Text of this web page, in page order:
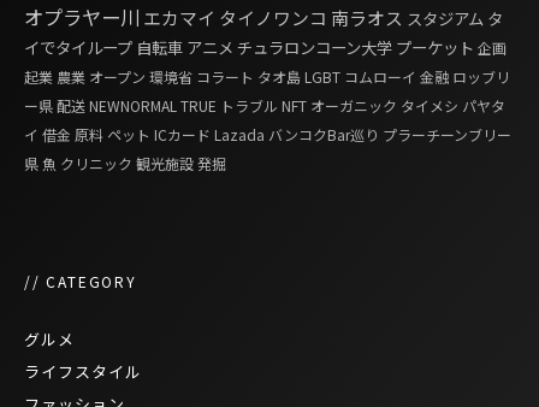
オプラヤー川 エカマイ タイノワンコ 南ラオス スタジアム タ
イでタイループ 自転車 アニメ チュラロンコーン大学 プーケット 企画
起業 農業 オープン 環境省 コラート タオ島 LGBT コムローイ 金融 ロッブリ
ー県配送NEWNORMAL TRUE トラブル NFT オーガニック タイメシ パヤタ
イ 借金 原料 ペット ICカード Lazada バンコクBar巡り プラーチーンブリー
県魚 クリニック 観光施設発掘
// CATEGORY
グルメ
ライフスタイル